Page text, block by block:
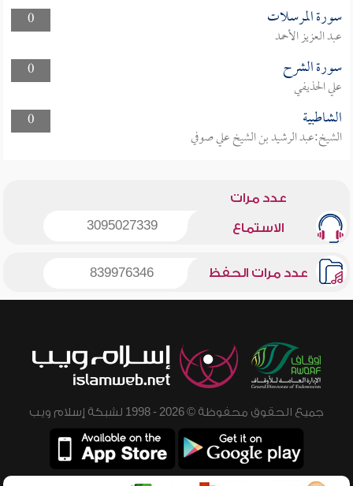
0
سورة المرسلات
عبد العزيز الأحمد
0
سورة الشرح
علي الحذيفي
0
الشاطبية
الشيخ:عبد الرشيد بن الشيخ علي صوفي
عدد مرات
الاستماع 3095027339
عدد مرات الحفظ 839976346
جميع الحقوق محفوظة © 2026 - 1998 لشبكة إسلام ويب